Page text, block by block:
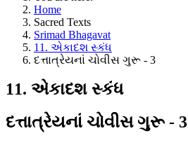
Home
Sacred Texts
Srimad Bhagavat
11. એકાદશ સ્કંધ
દત્તાત્રેયનાં ચોવીસ ગુરૂ - 3
11. એકાદશ સ્કંધ
દત્તાત્રેયનાં ચોવીસ ગુરૂ - 3